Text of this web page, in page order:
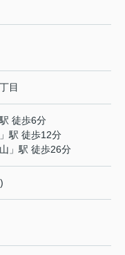
目
駅 徒歩6分
」駅 徒歩12分
」駅 徒歩26分